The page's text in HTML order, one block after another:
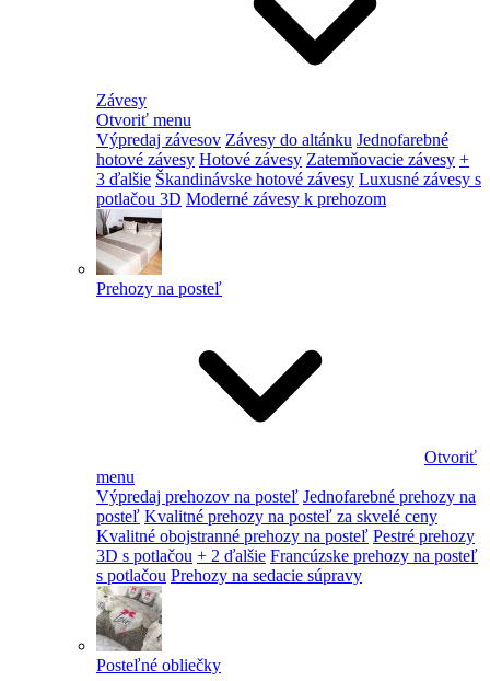
Závesy
Otvoriť menu
Výpredaj závesov Závesy do altánku Jednofarebné
hotové závesy Hotové závesy Zatemňovacie závesy +
3 ďalšie Škandinávske hotové závesy Luxusné závesy s
potlačou 3D Moderné závesy k prehozom
Prehozy na posteľ
Otvoriť
menu
Výpredaj prehozov na posteľ Jednofarebné prehozy na
posteľ Kvalitné prehozy na posteľ za skvelé ceny
Kvalitné obojstranné prehozy na posteľ Pestré prehozy
3D s potlačou + 2 ďalšie Francúzske prehozy na posteľ
s potlačou Prehozy na sedacie súpravy
Posteľné obliečky